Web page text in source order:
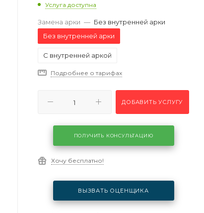
Услуга доступна
Замена арки — Без внутренней арки
Без внутренней арки
С внутренней аркой
Подробнее о тарифах
ДОБАВИТЬ УСЛУГУ
ПОЛУЧИТЬ КОНСУЛЬТАЦИЮ
Хочу бесплатно!
ВЫЗВАТЬ ОЦЕНЩИКА